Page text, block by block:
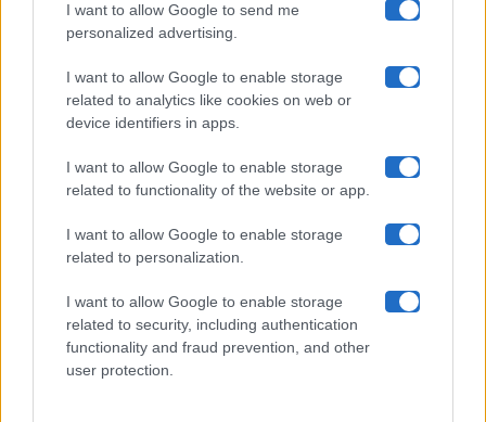
I want to allow Google to send me
personalized advertising.
I want to allow Google to enable storage
related to analytics like cookies on web or
device identifiers in apps.
I want to allow Google to enable storage
related to functionality of the website or app.
I want to allow Google to enable storage
related to personalization.
I want to allow Google to enable storage
related to security, including authentication
functionality and fraud prevention, and other
user protection.
Chi siamo
Collabora con noi
Contatti
Privacy Policy
Cookie Policy